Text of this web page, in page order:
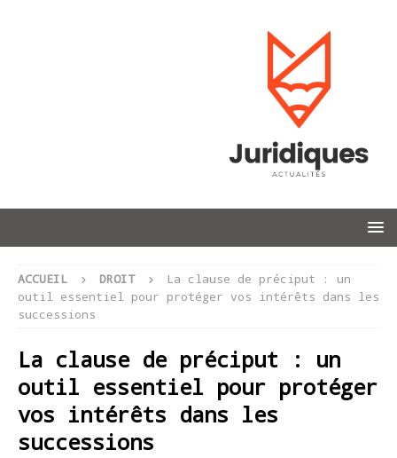
ACCUEIL DROIT
La clause de préciput : un
outil essentiel pour protéger vos intérêts dans les
successions
La clause de préciput : un
outil essentiel pour protéger
vos intérêts dans les
successions